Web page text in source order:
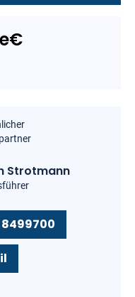
€
Strotmann
8499700